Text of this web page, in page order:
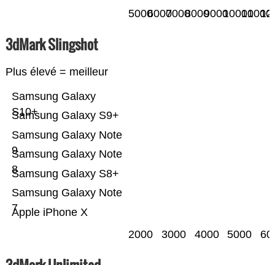
500060007000800090001000011000
3dMark Slingshot
Plus élevé = meilleur
Apple iPhone X
Samsung Galaxy Note
7
Samsung Galaxy S8+
Samsung Galaxy Note
8
Samsung Galaxy Note
9
Samsung Galaxy S9+
Samsung Galaxy
S10+
2000 3000 4000 5000